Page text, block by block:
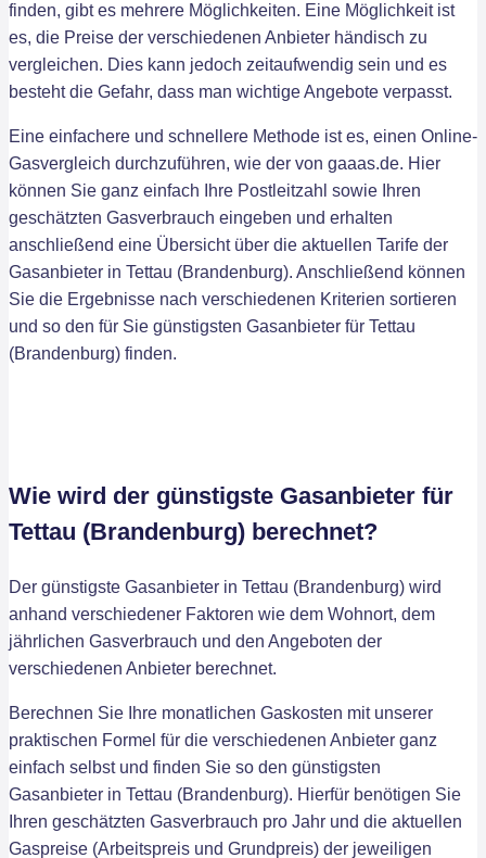
finden, gibt es mehrere Möglichkeiten. Eine Möglichkeit ist
es, die Preise der verschiedenen Anbieter händisch zu
vergleichen. Dies kann jedoch zeitaufwendig sein und es
besteht die Gefahr, dass man wichtige Angebote verpasst.
Eine einfachere und schnellere Methode ist es, einen Online-
Gasvergleich durchzuführen, wie der von gaaas.de. Hier
können Sie ganz einfach Ihre Postleitzahl sowie Ihren
geschätzten Gasverbrauch eingeben und erhalten
anschließend eine Übersicht über die aktuellen Tarife der
Gasanbieter in Tettau (Brandenburg). Anschließend können
Sie die Ergebnisse nach verschiedenen Kriterien sortieren
und so den für Sie günstigsten Gasanbieter für Tettau
(Brandenburg) finden.
Wie wird der günstigste Gasanbieter für
Tettau (Brandenburg) berechnet?
Der günstigste Gasanbieter in Tettau (Brandenburg) wird
anhand verschiedener Faktoren wie dem Wohnort, dem
jährlichen Gasverbrauch und den Angeboten der
verschiedenen Anbieter berechnet.
Berechnen Sie Ihre monatlichen Gaskosten mit unserer
praktischen Formel für die verschiedenen Anbieter ganz
einfach selbst und finden Sie so den günstigsten
Gasanbieter in Tettau (Brandenburg). Hierfür benötigen Sie
Ihren geschätzten Gasverbrauch pro Jahr und die aktuellen
Gaspreise (Arbeitspreis und Grundpreis) der jeweiligen